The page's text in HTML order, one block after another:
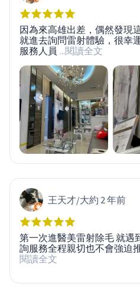
因為來高雄出差，偶然發現
就進去詢問雷射體驗，很幸
服務人員 ...閱讀全文
王天才/大約 2 年前
第一次進醫美雷射除毛 就遇
詢服務全程親切也不會強迫
閱讀全文